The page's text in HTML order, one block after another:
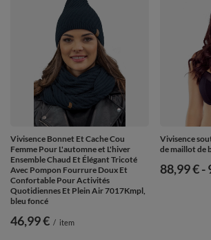
Vivisence Bonnet Et Cache Cou
Femme Pour L'automne et L'hiver
Ensemble Chaud Et Élégant Tricoté
Avec Pompon Fourrure Doux Et
Confortable Pour Activités
Quotidiennes Et Plein Air 7017Kmpl,
bleu foncé
46,99 € / item
Vivisence
de maillot de
de
88,99 €-